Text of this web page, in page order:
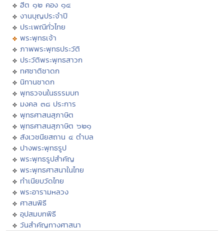
ฮีต ๑๒ คอง ๑๔
งานบุญประจำปี
ประเพณีทั่วไทย
พระพุทธเจ้า
ภาพพระพุทธประวัติ
ประวัติพระพุทธสาวก
ทศชาติชาดก
นิทานชาดก
พุทธวจนในธรรมบท
มงคล ๓๘ ประการ
พุทธศาสนสุภาษิต
พุทธศาสนสุภาษิต ๖๒๑
สังเวชนียสถาน ๔ ตำบล
ปางพระพุทธรูป
พระพุทธรูปสำคัญ
พระพุทธศาสนาในไทย
ทำเนียบวัดไทย
พระอารามหลวง
ศาสนพิธี
อุปสมบทพิธี
วันสำคัญทางศาสนา